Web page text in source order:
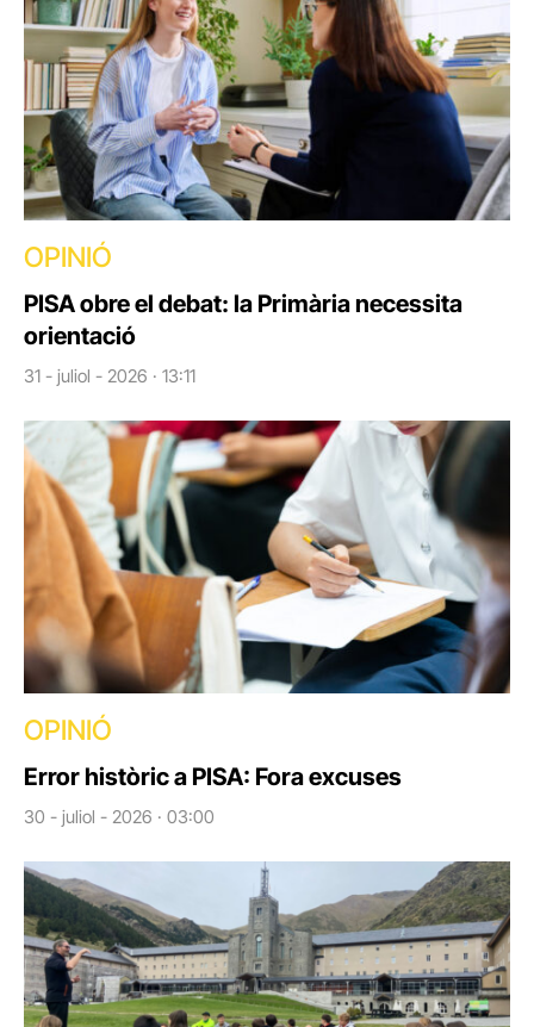
OPINIÓ
PISA obre el debat: la Primària necessita
orientació
31 - juliol - 2026 · 13:11
OPINIÓ
Error històric a PISA: Fora excuses
30 - juliol - 2026 · 03:00